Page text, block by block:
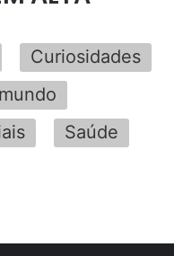
Curiosidades
mundo
Saúde